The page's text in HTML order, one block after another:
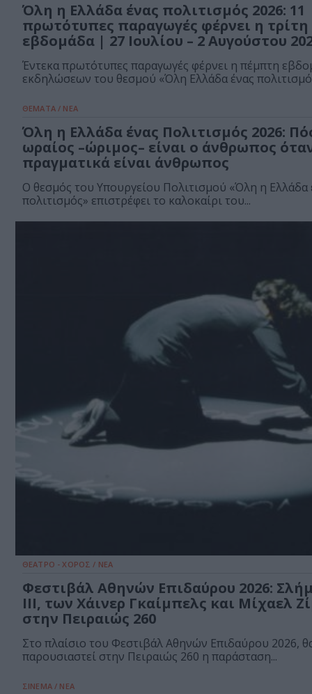
Όλη η Ελλάδα ένας πολιτισμός 2026: 11
πρωτότυπες παραγωγές φέρνει η τρίτη
εβδομάδα | 27 Ιουλίου – 2 Αυγούστου
Έντεκα πρωτότυπες παραγωγές φέρνει η πέμπτη
εκδηλώσεων του θεσμού «Όλη Ελλάδα ένας
ΘΕΜΑΤΑ / ΝΕΑ
Όλη η Ελλάδα ένας Πολιτισμός 2026:
ωραίος –ώριμος– είναι ο άνθρωπος
πραγματικά είναι άνθρωπος
Ο θεσμός του Υπουργείου Πολιτισμού «Όλη η Ελλάδα
πολιτισμός» επιστρέφει το καλοκαίρι του...
ΘΕΑΤΡΟ - ΧΟΡΟΣ / ΝΕΑ
Φεστιβάλ Αθηνών Επιδαύρου 2026:
III, των Χάινερ Γκαίμπελς και Μίχαελ
στην Πειραιώς 260
Στο πλαίσιο του Φεστιβάλ Αθηνών Επιδαύρου 2026,
παρουσιαστεί στην Πειραιώς 260 η παράσταση...
ΣΙΝΕΜΑ / ΝΕΑ